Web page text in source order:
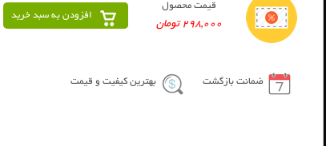
قیمت محصول
298,000 تومان
افزودن به سبد خرید
ضمانت بازگشت بهترین کیفیت و قیمت